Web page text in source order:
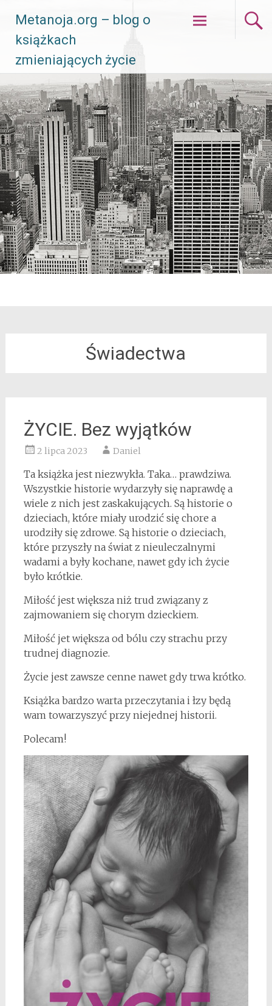
Metanoja.org – blog o
książkach
zmieniających życie
Skip
to
Świadectwa
ŻYCIE. Bez wyjątków
2 lipca 2023 Daniel
Ta książka jest niezwykła. Taka… prawdziwa.
Wszystkie historie wydarzyły się naprawdę a
wiele z nich jest zaskakujących. Są historie o
dzieciach, które miały urodzić się chore a
urodziły się zdrowe. Są historie o dzieciach,
które przyszły na świat z nieuleczalnymi
wadami a były kochane, nawet gdy ich życie
było krótkie.
Miłość jest większa niż trud związany z
zajmowaniem się chorym dzieckiem.
Miłość jet większa od bólu czy strachu przy
trudnej diagnozie.
Życie jest zawsze cenne nawet gdy trwa krótko.
Książka bardzo warta przeczytania i łzy będą
wam towarzyszyć przy niejednej historii.
Polecam!